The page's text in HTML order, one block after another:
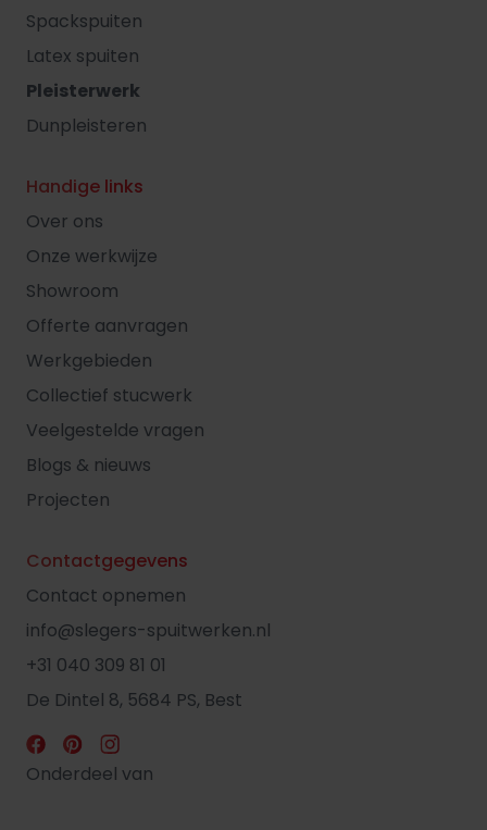
Spackspuiten
Latex spuiten
Pleisterwerk
Dunpleisteren
Handige links
Over ons
Onze werkwijze
Showroom
Offerte aanvragen
Werkgebieden
Collectief stucwerk
Veelgestelde vragen
Blogs & nieuws
Projecten
Contactgegevens
Contact opnemen
info@slegers-spuitwerken.nl
+31 040 309 81 01
De Dintel 8, 5684 PS, Best
Onderdeel van